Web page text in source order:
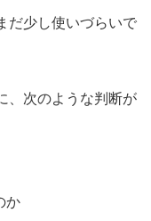
だ少し使いづらいで
、次のような判断が
か